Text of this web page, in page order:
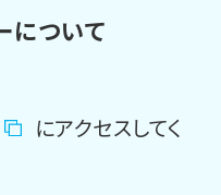
について
にアクセスしてく